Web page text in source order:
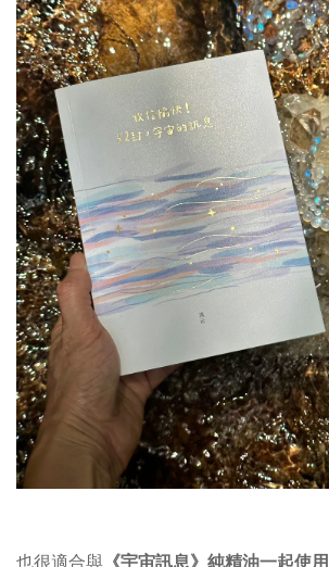
也很適合與 《宇宙訊息》純精油一起使用